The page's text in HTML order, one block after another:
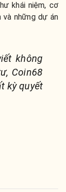
khái niệm, cơ
và những dự án
không
Coin68
kỳ quyết